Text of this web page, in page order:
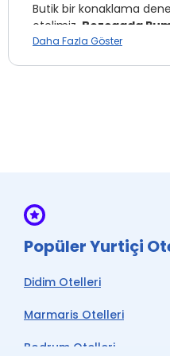
Butik bir konaklama
otelimiz, Bozcaada
yer almakta olup, feribot
Daha Fazla Göster
Popüler Yurtiçi
Didim Otelleri
Marmaris Otelleri
Bodrum Otelleri